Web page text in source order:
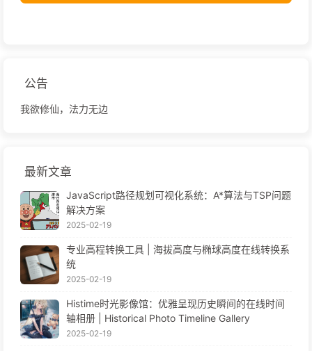
公告
我欲修仙，法力无边
最新文章
JavaScript路径规划可视化系统：A*算法与TSP问题
解决方案
2025-02-19
专业高程转换工具 | 海拔高度与椭球高度在线转换系
统
2025-02-19
Histime时光影像馆：优雅呈现历史瞬间的在线时间
轴相册 | Historical Photo Timeline Gallery
2025-02-19